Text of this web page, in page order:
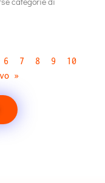
6 7 8 9
10
»